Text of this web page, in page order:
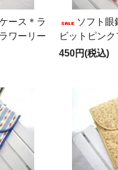
ース＊ラ
ワーリー
ソフト眼
ビットピン
450円(税込)